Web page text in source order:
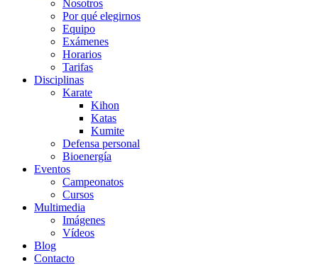
Nosotros
Por qué elegirnos
Equipo
Exámenes
Horarios
Tarifas
Disciplinas
Karate
Kihon
Katas
Kumite
Defensa personal
Bioenergía
Eventos
Campeonatos
Cursos
Multimedia
Imágenes
Vídeos
Blog
Contacto